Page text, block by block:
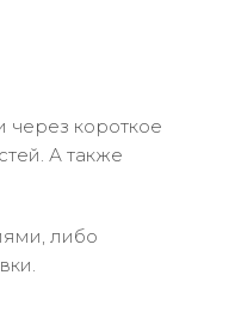
через короткое
А также
либо